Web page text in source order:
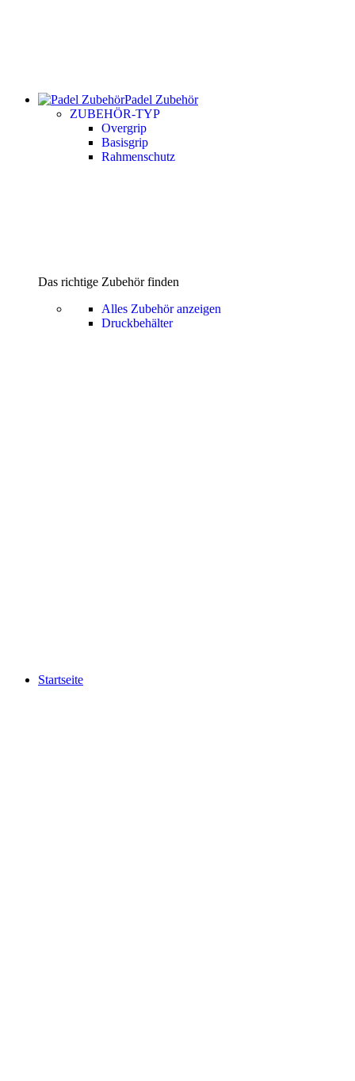
Padel Zubehör
ZUBEHÖR-TYP
Overgrip
Basisgrip
Rahmenschutz
Das richtige Zubehör finden
Alles Zubehör anzeigen
Druckbehälter
Startseite